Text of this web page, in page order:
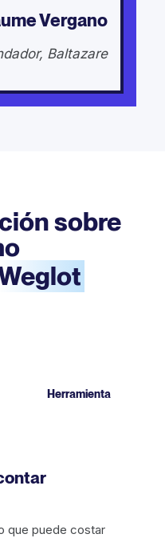
Vergano
Baltazare
sobre
Herramienta
que puede costar